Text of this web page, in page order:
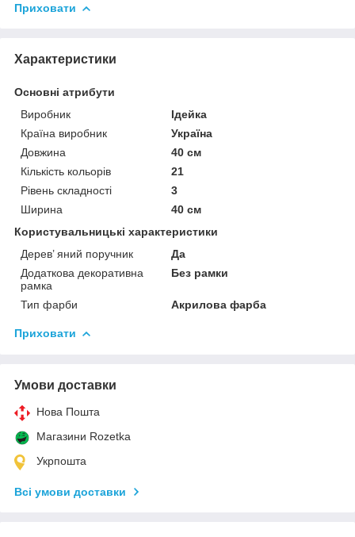
Приховати
Характеристики
Основні атрибути
Виробник
Ідейка
Країна виробник
Україна
Довжина
40 см
Кількість кольорів
21
Рівень складності
3
Ширина
40 см
Користувальницькі характеристики
Дерев’ яний поручник
Да
Додаткова декоративна
рамка
Без рамки
Тип фарби Акрилова фарба
Приховати
Умови доставки
Нова Пошта
Магазини Rozetka
Укрпошта
Всі умови доставки